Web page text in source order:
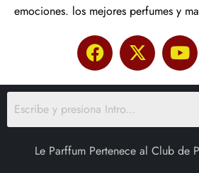
emociones. los mejores perfumes y
Le Parffum Pertenece al Club de